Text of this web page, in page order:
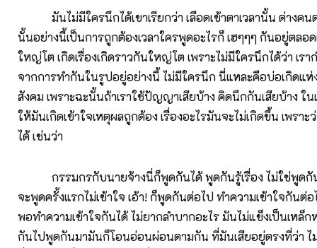
มันไม่มีใครนึกได้เขาเรียกว่า เลือดเข้าตาเวลานั้น ต่างคน
นั้นอย่างนี้เป็นการถูกต้องเวลาใครพูดอะไรก็ เฮๆๆๆ กันอยู่ตลอด
ใหญ่โต เกิดเรื่องเกิดราวกันใหญ่โต เพราะไม่มีใครนึกได้ว่า เร
จากการทำกันในรูปอยู่อย่างนี้ ไม่มีใครนึก นี่แหละคือบ่อเกิดแห่
สังคม เพราะฉะนั้นถ้าเราใช้ปัญญาเสียบ้าง คิดนึกกันเสียบ้าง ใน
ให้มันเกิดเข้าใจเหตุผลถูกต้อง เรื่องอะไรมันจะไม่เกิดขึ้น เพรา
ได้ เช่นว่า
กรรมกรกับนายจ้างนี่ก็พูดกันได้ พูดกันรู้เรื่อง ไม่ใช่พูดกัน
จะพูดครั้งแรกไม่เข้าใจ เอ้า! ก็พูดกันต่อไป ทำความเข้าใจกันต่อ
พอทำความเข้าใจกันได้ ไม่ยากลำบากอะไร มันไม่แข็งเป็นเหล็
กันไปพูดกันมามันก็โอนอ่อนผ่อนตามกัน ที่มันเสียอยู่ตรงที่ว่า